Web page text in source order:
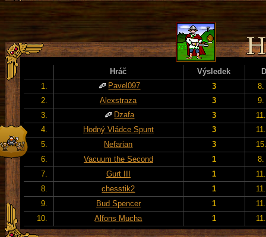
Hráč Výsledek
1.
Pavel097 3
8.
2.
Alexstraza 3
9.
3.
Dzafa 3
4.
Hodný Vládce Spunt 3
5.
Nefarian 3
6.
Vacuum the Second 1
8.
7.
Gurt III 1
8.
chesstik2 1
9.
Bud Spencer 1
10.
Alfons Mucha 1